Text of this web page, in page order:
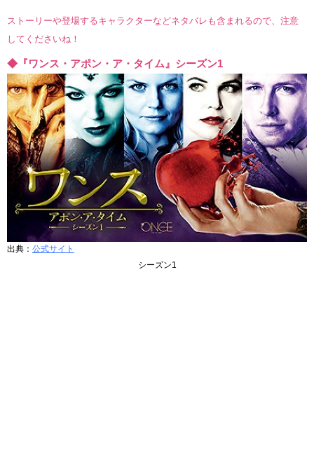
ストーリーや登場するキャラクターなどネタバレも含まれるので、注意
してくださいね！
◆『ワンス・アポン・ア・タイム』シーズン1
出典： 公式サイト
シーズン1